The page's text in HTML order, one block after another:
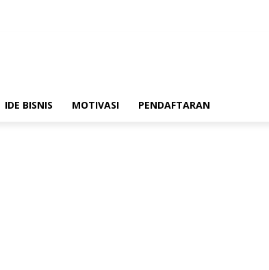
IDE BISNIS MOTIVASI PENDAFTARAN